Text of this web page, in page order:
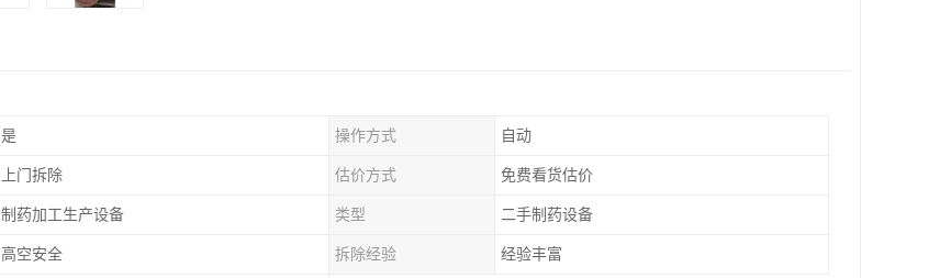
是 操作方式 自动
上门拆除 估价方式 免费看货估价
制药加工生产设备 类型 二手制药设备
高空安全 拆除经验 经验丰富